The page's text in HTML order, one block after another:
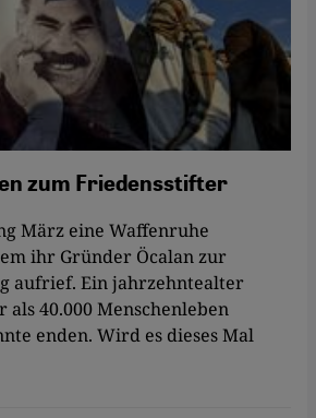
zum Friedensstifter
März eine Waffenruhe
ihr Gründer Öcalan zur
aufrief. Ein jahrzehntealter
40.000 Menschenleben
enden. Wird es dieses Mal